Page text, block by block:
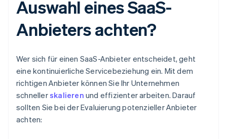
Auswahl eines SaaS-
Anbieters achten?
Wer sich für einen SaaS-Anbieter entscheidet, geht
eine kontinuierliche Servicebeziehung ein. Mit dem
richtigen Anbieter können Sie Ihr Unternehmen
schnellerskalieren und effizienter arbeiten. Darauf
sollten Sie bei der Evaluierung potenzieller Anbieter
achten: